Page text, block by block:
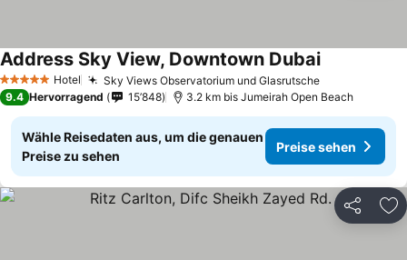
5 Sterne Hotel Sky Views Observatorium und Glasrutsche
Address Sky View, Downtown Dubai
9.4 Hervorragend 15’848 3.2 km bis Jumeirah Open Beach
Wähle Reisedaten aus, um die genauen
Preise zu sehen
Preise sehen
Teilen